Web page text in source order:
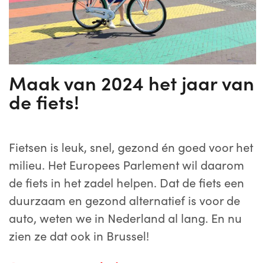
9 FEBRUARI 2023 TRANSPORT
Maak van 2024 het jaar van
de fiets!
Fietsen is leuk, snel, gezond én goed voor het
milieu. Het Europees Parlement wil daarom
de fiets in het zadel helpen. Dat de fiets een
duurzaam en gezond alternatief is voor de
auto, weten we in Nederland al lang. En nu
zien ze dat ook in Brussel!